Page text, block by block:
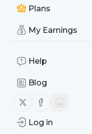
Plans
My Earnings
Help
Blog
Follow us on X
Follow us on
Log in
Publisher:
Spiegel Wissenschaft
Wespen: Wie Sie
vertreiben und
behandeln